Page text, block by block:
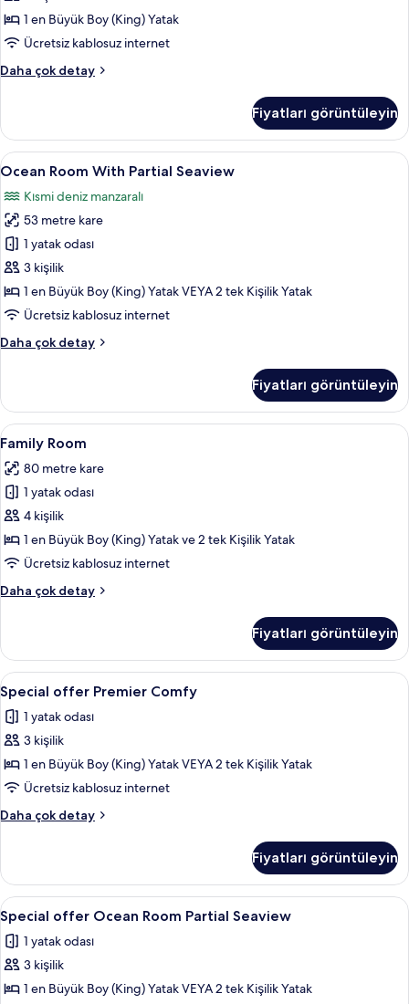
görün1 en Büyük Boy (King) Yatak
Ücretsiz kablosuz internet
Daha çok detay
Grand
daha
fazla
detay
Fiyatları görüntüleyin
Ocean
Room
With
Partial
Seaview
için
tüm
fotoğrafları
Ücretsiz minibar ürünleri, odada kasa,
6
Ocean Room With Partial Seaview
Kısmi deniz manzaralı
53 metre kare
1 yatak odası
3 kişilik
1 en Büyük Boy (King) Yatak VEYA 2 tek Kişilik Yatak
Ücretsiz kablosuz internet
Daha çok detay
Ocean
Seaview
hakkında
daha
detay
Fiyatları görüntüleyin
Family
Room
için
tüm
fotoğrafları
görün
Family Room | Ücretsiz minibar
5
Family Room
80 metre kare
1 yatak odası
4 kişilik
1 en Büyük Boy (King) Yatak ve 2 tek Kişilik Yatak
Ücretsiz kablosuz internet
Daha çok detay
Family
fazla
detay
Fiyatları görüntüleyin
Special
offer
Premier
Comfy
için
tüm
fotoğrafları
görün
Ücretsiz minibar ürünleri, odada kasa,
16
Special offer Premier Comfy
1 yatak odası
3 kişilik
1 en Büyük Boy (King) Yatak VEYA 2 tek Kişilik Yatak
Ücretsiz kablosuz internet
Daha çok detay
Special
hakkında
daha
fazla
detay
Fiyatları görüntüleyin
Special
offer
Ocean
Room
Partial
Ücretsiz minibar ürünleri, odada kasa,
5
Special offer Ocean Room Partial Seaview
1 yatak odası
3 kişilik
1 en Büyük Boy (King) Yatak VEYA 2 tek Kişilik Yatak